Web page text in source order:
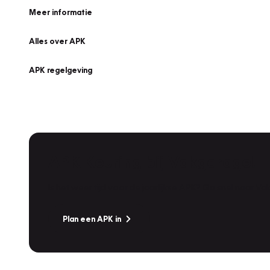
Meer informatie
Alles over APK
APK regelgeving
Plan een APK in